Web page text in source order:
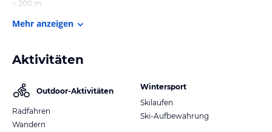
< 200 m
Mehr anzeigen
Aktivitäten
Outdoor-Aktivitäten
Radfahren
Wandern
Wintersport
Skilaufen
Ski-Aufbewahrung